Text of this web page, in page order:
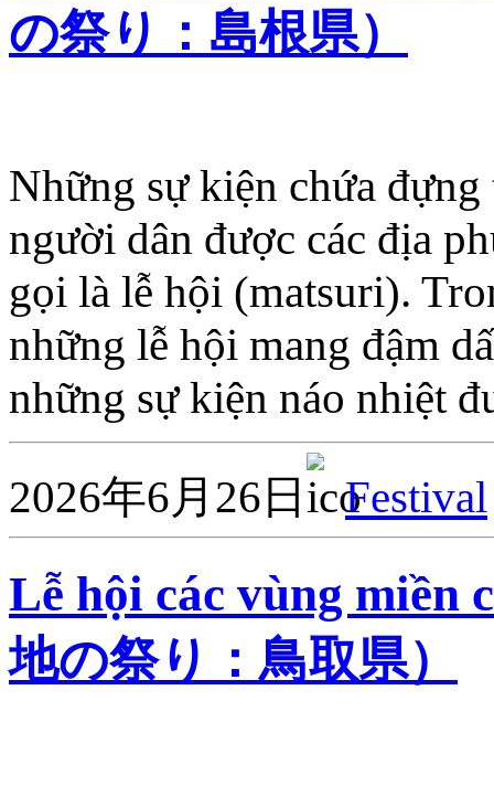
の祭り：島根県）
Những sự kiện chứa
người dân được các địa
gọi là lễ hội (matsuri).
những lễ hội mang đậm
những sự kiện náo nhiệt
2026年6月26日
Festival
Lễ hội các vùng miền
地の祭り：鳥取県）